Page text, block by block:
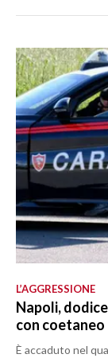
L’AGGRESSIONE
Napoli,
con coetaneo
È accaduto nel